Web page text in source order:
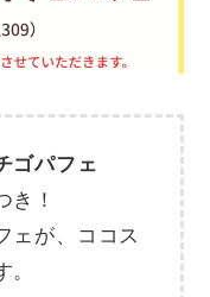
ゴパフェ
き！
ェが、ココス